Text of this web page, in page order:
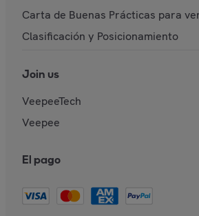
Carta de Buenas Prácticas para
Clasificación y Posicionamiento
Join us
VeepeeTech
Veepee
El pago